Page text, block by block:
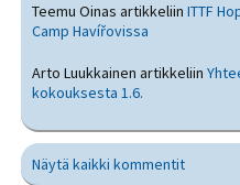
Teemu Oinas artikkeliinITTF
Camp Havířovissa
Arto Luukkainen artikkeliin
kokouksesta 1.6.
Näytä kaikki kommentit